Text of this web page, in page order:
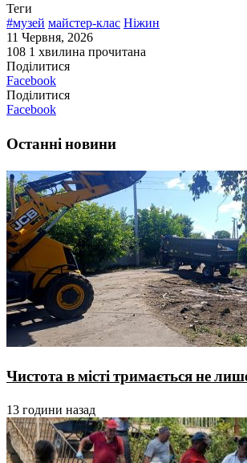
Теги
#музей майстер-клас Ніжин
11 Червня, 2026
108 1 хвилина прочитана
Поділитися
Facebook
Поділитися
Facebook
Останні новини
Чистота в місті тримається не
13 години назад